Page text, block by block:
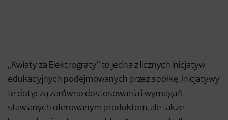
„Kwiaty za Elektrograty” to jedna z licznych inicjatyw
edukacyjnych podejmowanych przez spółkę. Inicjatywy
te dotyczą zarówno dostosowania i wymagań
stawianych oferowanym produktom, ale także